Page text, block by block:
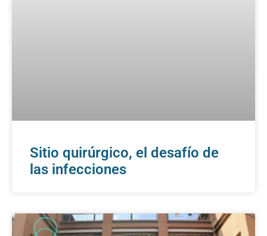
Sitio quirúrgico, el desafío de
las infecciones